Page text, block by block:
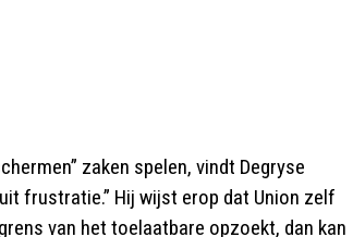
zaken spelen, vindt Degryse
frustratie.” Hij wijst erop dat Union zelf
van het toelaatbare opzoekt, dan kan